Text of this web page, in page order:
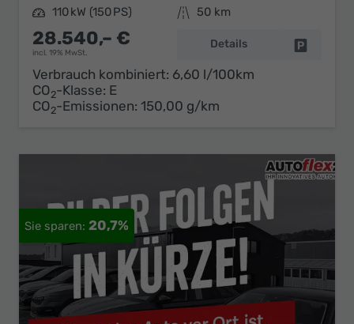
Leistung 110 kW (150 PS) Kilometerstand 50 km
28.540,– €
incl. 19% MwSt.
Details
Verbrauch kombiniert: 6,60 l/100km
CO2-Klasse: E
CO2-Emissionen: 150,00 g/km
20,7%